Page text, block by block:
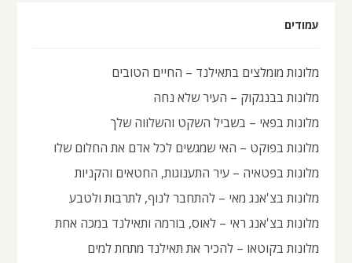
עמודים
מלונות מומלצים בתאילנד – החיים הטובים
מלונות בבנגקוק – העיר שלא נחה
מלונות בפאי – בשביל השקט והשלווה שלך
מלונות בפוקט – האי שמגשים לכל אדם את החלום שלו
מלונות בפטאיה – עיר התענוגות, החטאים והקניות
מלונות בצ'אנג מאי – להתחבר לנוף, לתרבות ולטבע
מלונות בצ'אנג ראי – לאוס, בורמה ותאילנד במכה אחת
מלונות בקוטאו – להכיר את תאילנד מתחת למים